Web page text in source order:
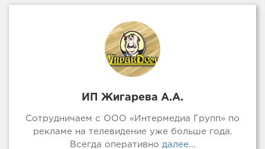
ИП Жигарева А.А.
Сотрудничаем с ООО «Интермедиа Групп» по
рекламе на телевидение уже больше года.
Всегда оперативно далее...